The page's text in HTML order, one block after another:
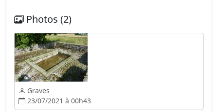
Photos (2)
Graves
23/07/2021 à 00h43